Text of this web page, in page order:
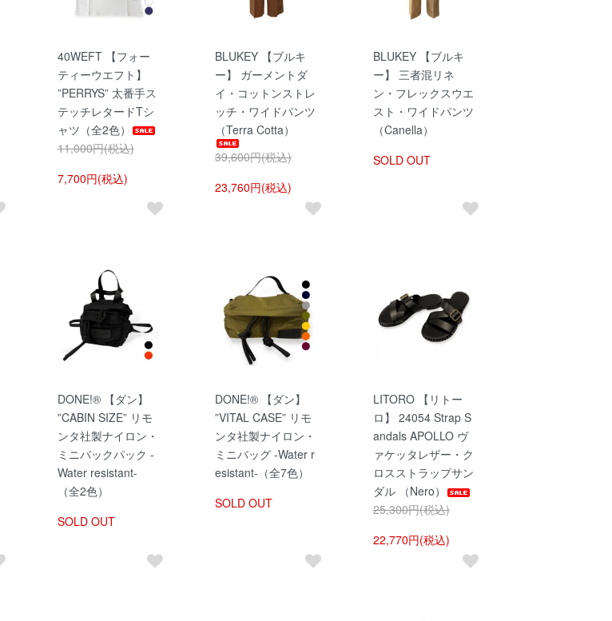
40WEFT 【フォー
ティーウエフト】
”PERRYS” 太番手ス
テッチレタードTシ
ャツ（全2色）
11,000円(税込)
7,700円(税込)
BLUKEY 【ブルキ
ー】 ガーメントダ
イ・コットンストレ
ッチ・ワイドパンツ
（Terra Cotta）
39,600円(税込)
23,760円(税込)
BLUKEY 【ブルキ
ー】 三者混リネ
ン・フレックスウエ
スト・ワイドパンツ
（Canella）
SOLD OUT
DONE!® 【ダン】
”CABIN SIZE” リモ
ンタ社製ナイロン・
ミニバックパック -
Water resistant-
（全2色）
SOLD OUT
DONE!® 【ダン】
”VITAL CASE” リモ
ンタ社製ナイロン・
ミニバッグ -Water r
esistant-（全7色）
SOLD OUT
LITORO 【リトー
ロ】 24054 Strap S
andals APOLLO ヴ
ァケッタレザー・ク
ロスストラップサン
ダル （Nero）
25,300円(税込)
22,770円(税込)